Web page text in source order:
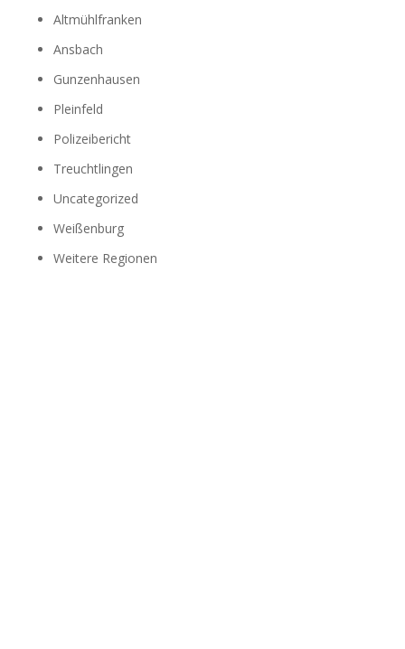
Altmühlfranken
Ansbach
Gunzenhausen
Pleinfeld
Polizeibericht
Treuchtlingen
Uncategorized
Weißenburg
Weitere Regionen